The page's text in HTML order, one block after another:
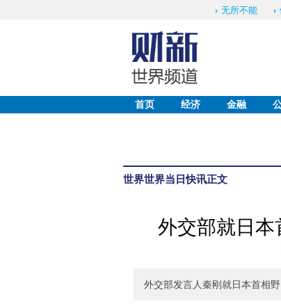
无所不能
首页 经济 金融
世界世界当日快讯正文
外交部就日本
外交部发言人秦刚就日本首相